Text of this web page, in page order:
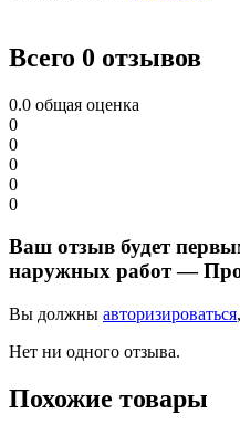
Всего 0 отзывов
0.0 общая оценка
0
0
0
0
0
Ваш отзыв будет
наружных работ —
Вы должны авторизироваться
Нет ни одного отзыва.
Похожие товары